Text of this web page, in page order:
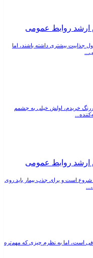
روابط عمومی
جذابیت بیشتری داشته باشند، اما
خریدم، اولش خیلی به چشمم
روابط عمومی
است و برای جذب بیمار باید روی
است، اما به نظرم چیزی که مهم‌تره